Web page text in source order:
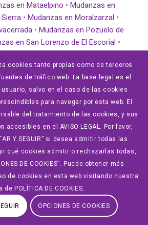
en Mataelpino •Mudanzas en
• Mudanzas en Moralzarzal •
• Mudanzas en Pozuelo de
en San Lorenzo de El Escorial •
en Torrelodones•Mudanzas
en Valdemorillo•Mudanzas
•Mudanzas en Villanueva del
•Mudanzas en Zarzalejo
es una empresa que presta
de mudanzas y traslados a medida,
experimentado y cualificado.
cookies tanto propias como de terceros
de tráfico web. La base legal es el
salvo en el caso de las cookies
para navegar por esta web. El
del tratamiento de las cookies, y sus
accesibles en el AVISO LEGAL. Por favor,
Y SEGUIR” si desea admitir todas las
qué cookies admitir o rechazarlas todas,
DE COOKIES”. Puede obtener más
de cookies en esta web visitando nuestra
de POLÍTICA DE COOKIES.
OPCIONES DE COOKIES